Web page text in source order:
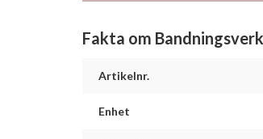
Fakta om
Artikelnr.
Enhet